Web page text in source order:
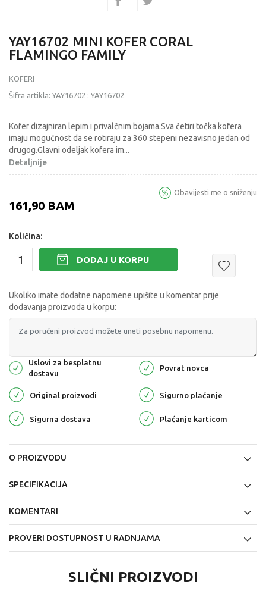
YAY16702 MINI KOFER CORAL
FLAMINGO FAMILY
KOFERI
Šifra artikla: YAY16702 : YAY16702
Kofer dizajniran lepim i privalčnim bojama.Sva četiri točka kofera
imaju mogućnost da se rotiraju za 360 stepeni nezavisno jedan od
drugog.Glavni odeljak kofera im...
Detaljnije
161,90 BAM
Obavijesti me o sniženju
Količina:
DODAJ U KORPU
Ukoliko imate dodatne napomene upišite u komentar prije
dodavanja proizvoda u korpu:
Uslovi za besplatnu
dostavu
Povrat novca
Original proizvodi Sigurno plaćanje
Sigurna dostava Plaćanje karticom
O PROIZVODU
SPECIFIKACIJA
KOMENTARI
PROVERI DOSTUPNOST U RADNJAMA
SLIČNI PROIZVODI